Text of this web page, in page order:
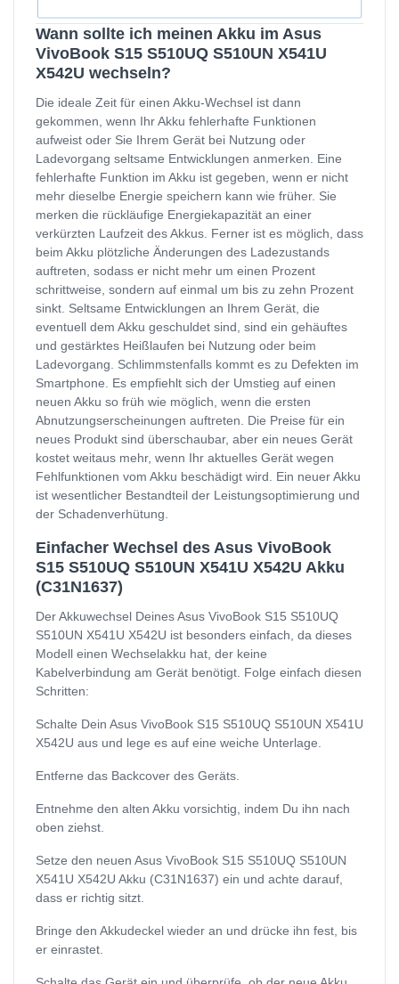
Wann sollte ich meinen Akku im Asus
VivoBook S15 S510UQ S510UN X541U
X542U wechseln?
Die ideale Zeit für einen Akku-Wechsel ist dann
gekommen, wenn Ihr Akku fehlerhafte Funktionen
aufweist oder Sie Ihrem Gerät bei Nutzung oder
Ladevorgang seltsame Entwicklungen anmerken. Eine
fehlerhafte Funktion im Akku ist gegeben, wenn er nicht
mehr dieselbe Energie speichern kann wie früher. Sie
merken die rückläufige Energiekapazität an einer
verkürzten Laufzeit des Akkus. Ferner ist es möglich, dass
beim Akku plötzliche Änderungen des Ladezustands
auftreten, sodass er nicht mehr um einen Prozent
schrittweise, sondern auf einmal um bis zu zehn Prozent
sinkt. Seltsame Entwicklungen an Ihrem Gerät, die
eventuell dem Akku geschuldet sind, sind ein gehäuftes
und gestärktes Heißlaufen bei Nutzung oder beim
Ladevorgang. Schlimmstenfalls kommt es zu Defekten im
Smartphone. Es empfiehlt sich der Umstieg auf einen
neuen Akku so früh wie möglich, wenn die ersten
Abnutzungserscheinungen auftreten. Die Preise für ein
neues Produkt sind überschaubar, aber ein neues Gerät
kostet weitaus mehr, wenn Ihr aktuelles Gerät wegen
Fehlfunktionen vom Akku beschädigt wird. Ein neuer Akku
ist wesentlicher Bestandteil der Leistungsoptimierung und
der Schadenverhütung.
Einfacher Wechsel des Asus VivoBook
S15 S510UQ S510UN X541U X542U Akku
(C31N1637)
Der Akkuwechsel Deines Asus VivoBook S15 S510UQ
S510UN X541U X542U ist besonders einfach, da dieses
Modell einen Wechselakku hat, der keine
Kabelverbindung am Gerät benötigt. Folge einfach diesen
Schritten:
Schalte Dein Asus VivoBook S15 S510UQ S510UN X541U
X542U aus und lege es auf eine weiche Unterlage.
Entferne das Backcover des Geräts.
Entnehme den alten Akku vorsichtig, indem Du ihn nach
oben ziehst.
Setze den neuen Asus VivoBook S15 S510UQ S510UN
X541U X542U Akku (C31N1637) ein und achte darauf,
dass er richtig sitzt.
Bringe den Akkudeckel wieder an und drücke ihn fest, bis
er einrastet.